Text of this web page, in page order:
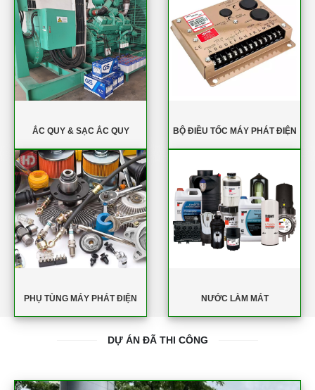
ẮC QUY & SẠC ẮC QUY BỘ ĐIỀU TỐC MÁY PHÁT ĐIỆN
PHỤ TÙNG MÁY PHÁT ĐIỆN NƯỚC LÀM MÁT
DỰ ÁN ĐÃ THI CÔNG